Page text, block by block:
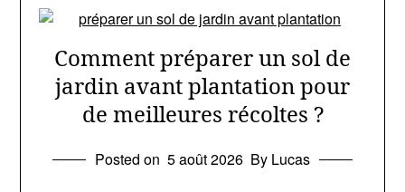
Comment préparer un sol de
jardin avant plantation pour
de meilleures récoltes ?
Posted on 5 août 2026 By Lucas